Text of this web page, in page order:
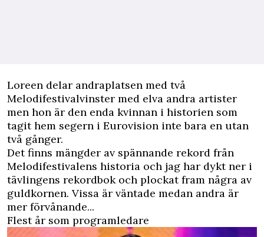
Loreen delar andraplatsen med två
Melodifestivalvinster med elva andra artister
men hon är den enda kvinnan i historien som
tagit hem segern i Eurovision inte bara en utan
två gånger.
Det finns mängder av spännande rekord från
Melodifestivalens historia och jag har dykt ner i
tävlingens rekordbok och plockat fram några av
guldkornen. Vissa är väntade medan andra är
mer förvånande...
Flest år som programledare